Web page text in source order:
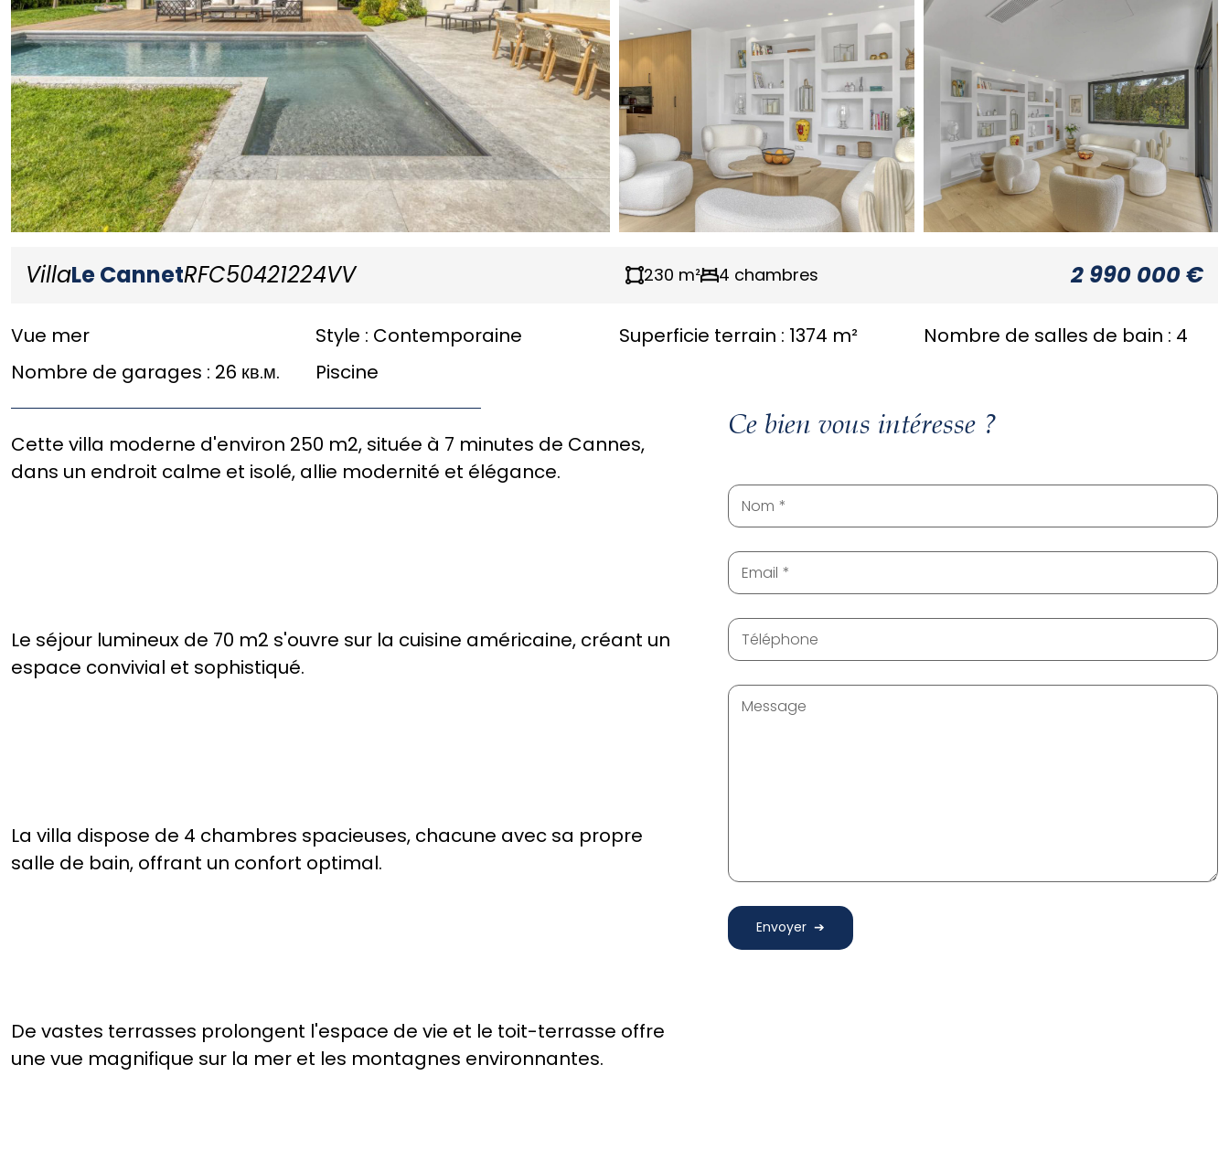
VillaLe CannetRFC50421224VV 230 m² 4 chambres 2 990 000 €
Vue mer Style : Contemporaine Superficie terrain : 1374 m² Nombre de salles de bain : 4
Nombre de garages : 26 кв.м. Piscine
Cette villa moderne d'environ 250 m2, située à 7 minutes de Cannes,
dans un endroit calme et isolé, allie modernité et élégance.
Le séjour lumineux de 70 m2 s'ouvre sur la cuisine américaine, créant un
espace convivial et sophistiqué.
La villa dispose de 4 chambres spacieuses, chacune avec sa propre
salle de bain, offrant un confort optimal.
De vastes terrasses prolongent l'espace de vie et le toit-terrasse offre
une vue magnifique sur la mer et les montagnes environnantes.
Ce bien vous intéresse ?
Nom
Email
Téléphone
Message
Envoyer